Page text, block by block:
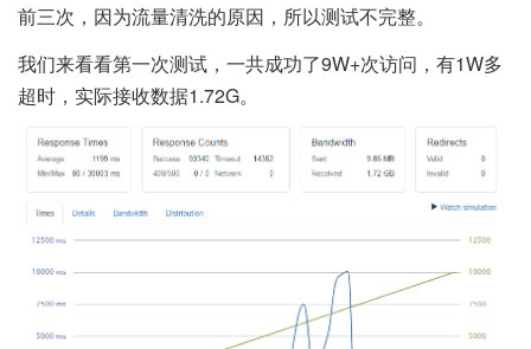
前三次，因为流量清洗的原因，所以测试不完整。
我们来看看第一次测试，一共成功了9W+次访问，有1W多
超时，实际接收数据1.72G。